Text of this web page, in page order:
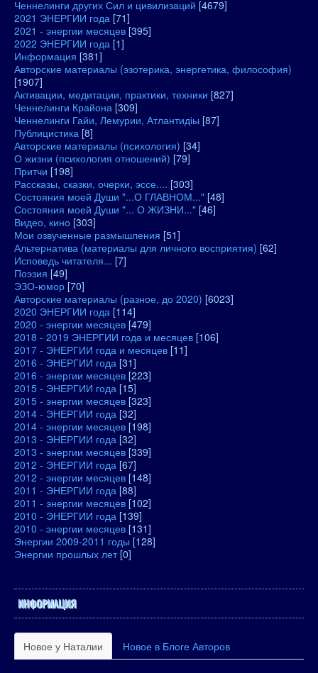
Ченнелинги других Сил и цивилизаций [4679]
2021 ЭНЕРГИИ года [71]
2021 - энергии месяцев [395]
2022 ЭНЕРГИИ года [1]
Информация [381]
Авторские материалы (эзотерика, энергетика, философия)
[1907]
Активации, медитации, практики, техники [827]
Ченнелинги Крайона [309]
Ченнелинги Гайи, Лемурии, Атлантидіы [87]
Публицистика [8]
Авторские материалы (психология) [34]
О жизни (психология отношений) [79]
Притчи [198]
Рассказы, сказки, очерки, эссе.... [303]
Состояния моей Души "...О ГЛАВНОМ..." [48]
Состояния моей Души "... О ЖИЗНИ..." [46]
Видео, кино [303]
Мои озвученные размышления [51]
Альтернатива (материалы для личного восприятия) [62]
Исповедь читателя... [7]
Поэзия [49]
ЭЗО-юмор [70]
Авторские материалы (разное, до 2020) [6023]
2020 ЭНЕРГИИ года [114]
2020 - энергии месяцев [479]
2018 - 2019 ЭНЕРГИИ года и месяцев [106]
2017 - ЭНЕРГИИ года и месяцев [11]
2016 - ЭНЕРГИИ года [31]
2016 - энергии месяцев [223]
2015 - ЭНЕРГИИ года [15]
2015 - энергии месяцев [323]
2014 - ЭНЕРГИИ года [32]
2014 - энергии месяцев [198]
2013 - ЭНЕРГИИ года [32]
2013 - энергии месяцев [339]
2012 - ЭНЕРГИИ года [67]
2012 - энергии месяцев [148]
2011 - ЭНЕРГИИ года [88]
2011 - энергии месяцев [102]
2010 - ЭНЕРГИИ года [139]
2010 - энергии месяцев [131]
Энергии 2009-2011 годы [128]
Энергии прошлых лет [0]
ИНФОРМАЦИЯ
Новое у Наталии Новое в Блоге Авторов